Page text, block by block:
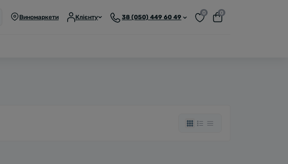
Виномаркети Клієнту 38 (050) 449 60 49
0 0